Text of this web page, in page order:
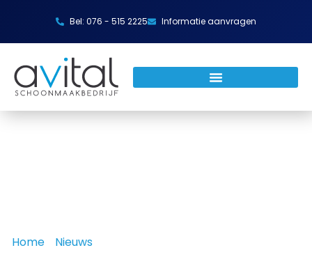
Bel: 076 - 515 2225 Informatie aanvragen
Home Nieuws